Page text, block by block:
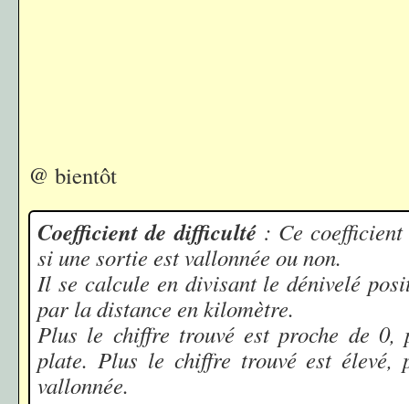
@ bientôt
Coefficient de difficulté: Ce coefficient
si une sortie est vallonnée ou non.
Il se calcule en divisant le dénivelé
par la distance en kilomètre.
Plus le chiffre trouvé est proche de
plate. Plus le chiffre trouvé est élevé,
vallonnée.